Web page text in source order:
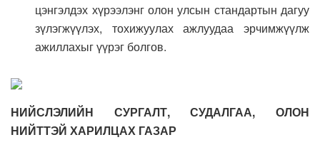
цэнгэлдэх хүрээлэнг олон улсын стандартын дагуу
зүлэгжүүлэх, тохижуулах ажлуудаа эрчимжүүлж
ажиллахыг үүрэг болгов.
НИЙСЛЭЛИЙН СУРГАЛТ, СУДАЛГАА, ОЛОН
НИЙТТЭЙ ХАРИЛЦАХ ГАЗАР